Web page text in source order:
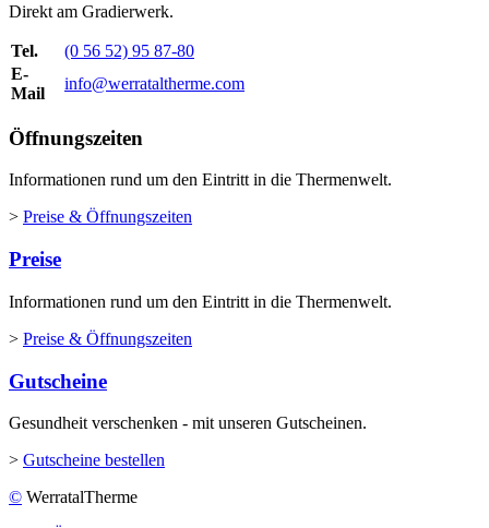
Direkt am Gradierwerk.
Tel.
(0 56 52) 95 87-80
E-
Mail
info@werrataltherme.com
Öffnungszeiten
Informationen rund um den Eintritt in die Thermenwelt.
> Preise & Öffnungszeiten
Preise
Informationen rund um den Eintritt in die Thermenwelt.
> Preise & Öffnungszeiten
Gutscheine
Gesundheit verschenken - mit unseren Gutscheinen.
> Gutscheine bestellen
© WerratalTherme